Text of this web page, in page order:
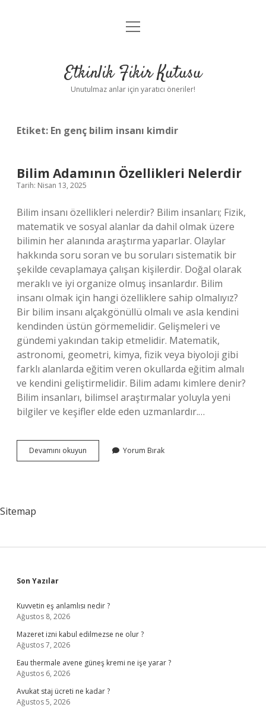
Anasayfa
Yasal Uyarı
menüyü
Etkinlik Fikir Kutusu
Unutulmaz anlar için yaratıcı öneriler!
Etiket: En genç bilim insanı kimdir
Bilim Adamının Özellikleri Nelerdir
Tarih: Nisan 13, 2025
Bilim insanı özellikleri nelerdir? Bilim insanları; Fizik,
matematik ve sosyal alanlar da dahil olmak üzere
bilimin her alanında araştırma yaparlar. Olaylar
hakkında soru soran ve bu soruları sistematik bir
şekilde cevaplamaya çalışan kişilerdir. Doğal olarak
meraklı ve iyi organize olmuş insanlardır. Bilim
insanı olmak için hangi özelliklere sahip olmalıyız?
Bir bilim insanı alçakgönüllü olmalı ve asla kendini
kendinden üstün görmemelidir. Gelişmeleri ve
gündemi yakından takip etmelidir. Matematik,
astronomi, geometri, kimya, fizik veya biyoloji gibi
farklı alanlarda eğitim veren okullarda eğitim almalı
ve kendini geliştirmelidir. Bilim adamı kimlere denir?
Bilim insanları, bilimsel araştırmalar yoluyla yeni
bilgiler ve keşifler elde eden uzmanlardır.…
Devamını okuyun
Adamının
Yorum Bırak
Sitemap
Sidebar
Son Yazılar
Kuvvetin eş anlamlısı nedir ?
Ağustos 8, 2026
Mazeret izni kabul edilmezse ne olur ?
Ağustos 7, 2026
Eau thermale avene güneş kremi ne işe yarar ?
Ağustos 6, 2026
Avukat staj ücreti ne kadar ?
Ağustos 5, 2026